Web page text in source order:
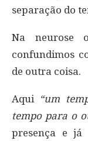
separação do
Na neurose
confundimos
de outra coisa.
Aqui “um
tempo para o
presença e já